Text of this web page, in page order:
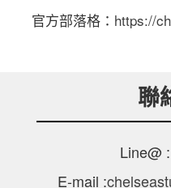
官方部落格： https://
聯
Line@ :
E-mail :